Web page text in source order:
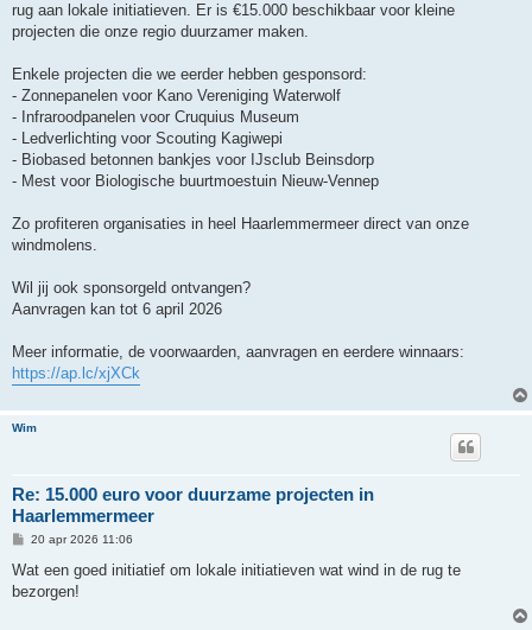
c
h
rug aan lokale initiatieven. Er is €15.000 beschikbaar voor kleine
projecten die onze regio duurzamer maken.
Enkele projecten die we eerder hebben gesponsord:
- Zonnepanelen voor Kano Vereniging Waterwolf
- Infraroodpanelen voor Cruquius Museum
- Ledverlichting voor Scouting Kagiwepi
- Biobased betonnen bankjes voor IJsclub Beinsdorp
- Mest voor Biologische buurtmoestuin Nieuw-Vennep
Zo profiteren organisaties in heel Haarlemmermeer direct van onze
windmolens.
Wil jij ook sponsorgeld ontvangen?
Aanvragen kan tot 6 april 2026
Meer informatie, de voorwaarden, aanvragen en eerdere winnaars:
https://ap.lc/xjXCk
Wim
Re: 15.000 euro voor duurzame projecten in
Haarlemmermeer
B
r
c
20 apr 2026 11:06
Wat een goed initiatief om lokale initiatieven wat wind in de rug te
bezorgen!